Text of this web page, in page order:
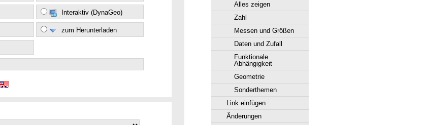
Interaktiv (DynaGeo)
zum Herunterladen
Alles zeigen
Zahl
Messen und Größen
Daten und Zufall
Funktionale
Abhängigkeit
Geometrie
Sonderthemen
Link einfügen
Änderungen